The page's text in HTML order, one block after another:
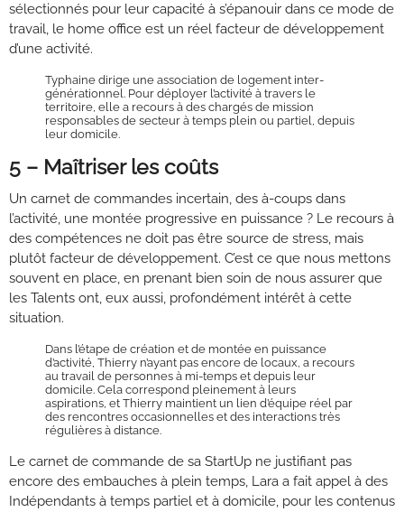
sélectionnés pour leur capacité à s’épanouir dans ce mode de
travail, le home office est un réel facteur de développement
d’une activité.
Typhaine dirige une association de logement inter-
générationnel. Pour déployer l’activité à travers le
territoire, elle a recours à des chargés de mission
responsables de secteur à temps plein ou partiel, depuis
leur domicile.
5 – Maîtriser les coûts
Un carnet de commandes incertain, des à-coups dans
l’activité, une montée progressive en puissance ? Le recours à
des compétences ne doit pas être source de stress, mais
plutôt facteur de développement. C’est ce que nous mettons
souvent en place, en prenant bien soin de nous assurer que
les Talents ont, eux aussi, profondément intérêt à cette
situation.
Dans l’étape de création et de montée en puissance
d’activité, Thierry n’ayant pas encore de locaux, a recours
au travail de personnes à mi-temps et depuis leur
domicile. Cela correspond pleinement à leurs
aspirations, et Thierry maintient un lien d’équipe réel par
des rencontres occasionnelles et des interactions très
régulières à distance.
Le carnet de commande de sa StartUp ne justifiant pas
encore des embauches à plein temps, Lara a fait appel à des
Indépendants à temps partiel et à domicile, pour les contenus